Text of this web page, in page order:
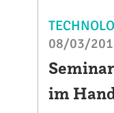
08/03/
im